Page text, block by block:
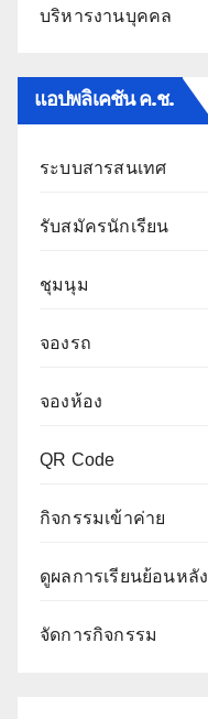
บริหารงานบุคคล
แอปพลิเคชัน ค.ช.
ระบบสารสนเทศ
รับสมัครนักเรียน
ชุมนุม
จองรถ
จองห้อง
QR Code
กิจกรรมเข้าค่าย
ดูผลการเรียนย้อนหลัง
จัดการกิจกรรม